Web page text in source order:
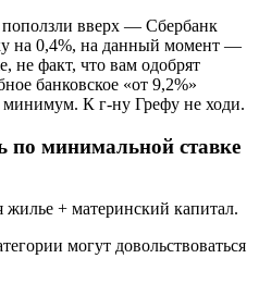
вверх — Сбербанк
на 0,4%, на данный момент —
не факт, что вам одобрят
банковское «от 9,2%»
минимум. К г-ну Грефу не ходи.
по минимальной ставке
жилье + материнский капитал.
могут довольствоваться